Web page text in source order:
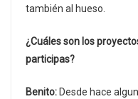
también al hueso.
¿Cuáles son los
participas?
Benito: Desde hace